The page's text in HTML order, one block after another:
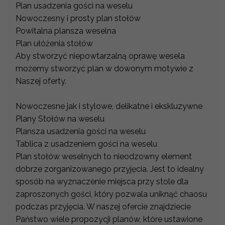
Plan usadzenia gości na weselu
Nowoczesny i prosty plan stołów
Powitalna plansza weselna
Plan ułóżenia stołów
Aby stworzyć niepowtarzalną oprawę wesela
możemy stworzyć plan w dowonym motywie z
Naszej oferty.
Nowoczesne jak i stylowe, delikatne i ekskluzywne
Plany Stołów na weselu
Plansza usadzenia gości na weselu
Tablica z usadzeniem gości na weselu
Plan stołów weselnych to nieodzowny element
dobrze zorganizowanego przyjęcia. Jest to idealny
sposób na wyznaczenie miejsca przy stole dla
zaproszonych gości, który pozwala uniknąć chaosu
podczas przyjęcia. W naszej ofercie znajdziecie
Państwo wiele propozycji planów, które ustawione